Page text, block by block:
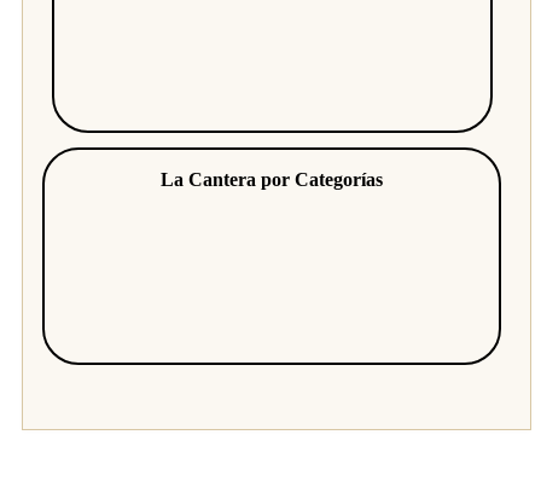
La Cantera por Categorías